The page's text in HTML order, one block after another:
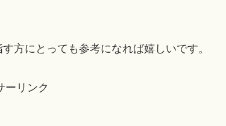
方にとっても参考になれば嬉しいです。
ーリンク